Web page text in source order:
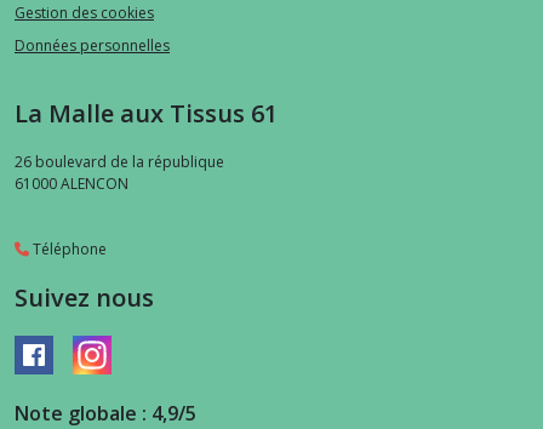
Gestion des cookies
Données personnelles
La Malle aux Tissus 61
26 boulevard de la république
61000ALENCON
Téléphone
Suivez nous
Note globale : 4,9/5